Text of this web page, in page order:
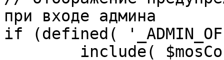
при входе админа
if (defined(